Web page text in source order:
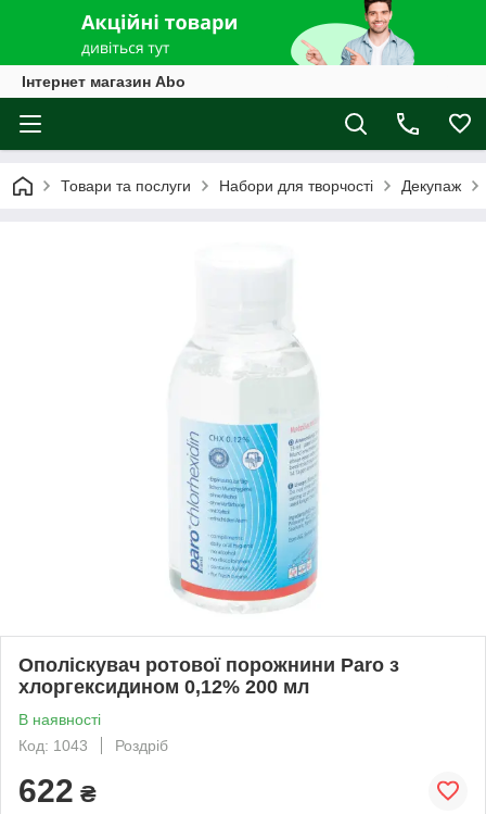
Інтернет магазин Abo
Товари та послуги Набори для творчості Декупаж
Ополіскувач ротової порожнини Paro з
хлоргексидином 0,12% 200 мл
В наявності
Код: 1043
Роздріб
622 ₴